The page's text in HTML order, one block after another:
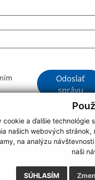
cookie a ďalšie technológie
našich webových
na analýzu
naši
SÚHLASÍM
GoogleOdoslať
správu